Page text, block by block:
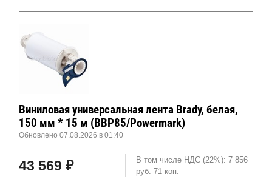
Виниловая универсальная лента Brady, белая,
150 мм * 15 м (BBP85/Powermark)
Обновлено 07.08.2026 в 01:40
43 569 ₽
В том числе НДС (22%): 7 856
руб. 71 коп.